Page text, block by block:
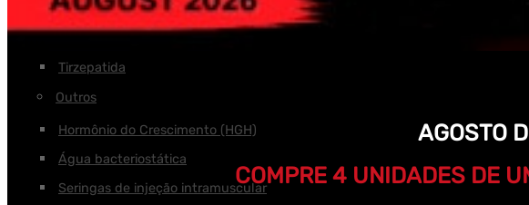
Retatrutide
Semaglutido
Tirzepatida
Outros
Hormônio do Crescimento (HGH)
Água bacteriostática
Seringas de injeção intramuscular
AGOSTO
COMPRE 4 UNIDADES DE